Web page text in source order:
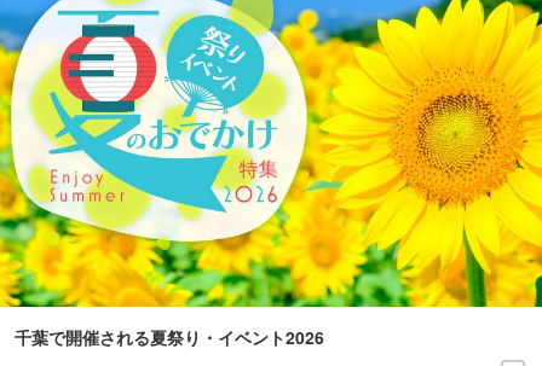
千葉で開催される夏祭り・イベント2026